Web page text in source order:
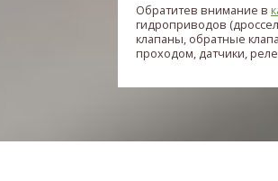
Обратитев внимание в
гидроприводов
клапаны, обратные
проходом, датчики, реле